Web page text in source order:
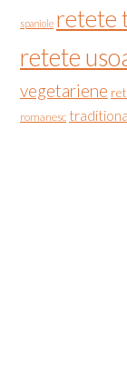
spaniole retete
retete
vegetariene
romanesc